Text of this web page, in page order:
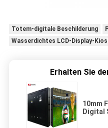
Totem-digitale Beschilderung
Wasserdichtes LCD-Display-
Erhalten Sie
10mm
Digital